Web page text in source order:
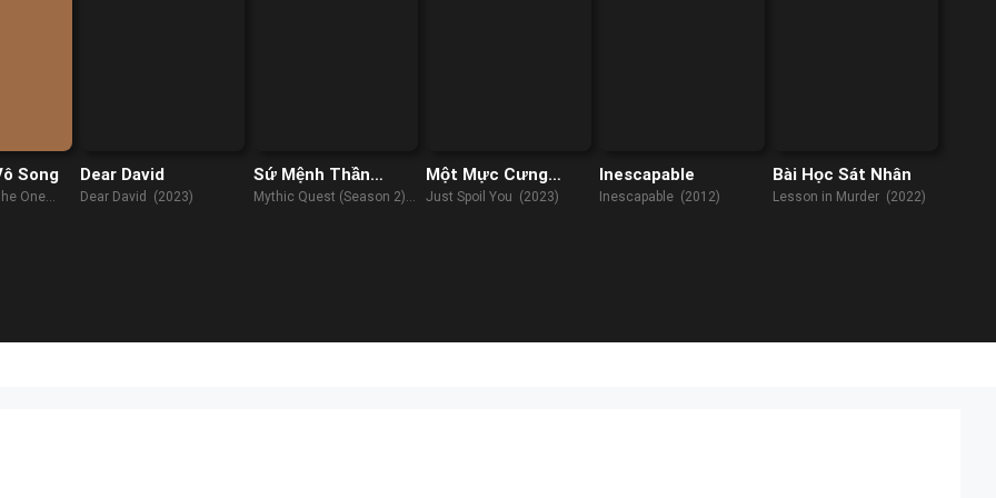
Song
One
Dear David
Dear David (2023)
Sứ Mệnh Thần
Thoại (Phần 2)
Mythic Quest (Season 2)
Một Mực Cưng
Chiều
Just Spoil You (2023)
Inescapable
Inescapable (2012)
Bài Học Sát Nhân
Lesson in Murder (2022)